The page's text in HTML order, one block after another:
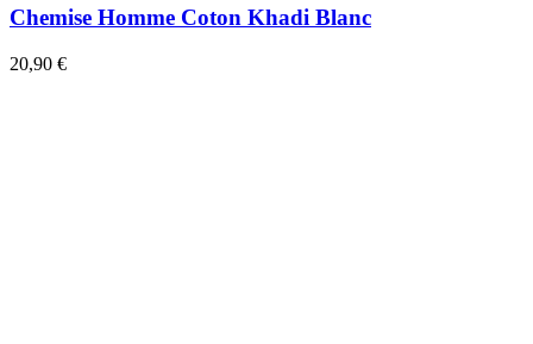
Chemise Homme Coton Khadi Blanc
20,90 €